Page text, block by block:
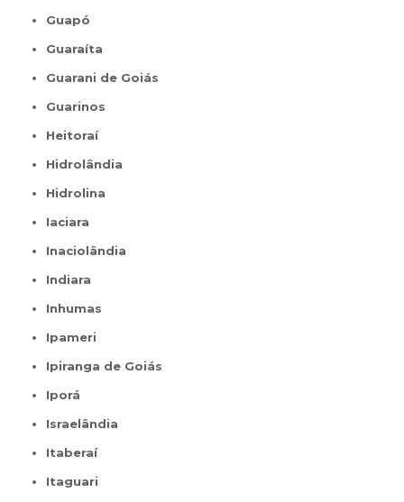
Guapó
Guaraíta
Guarani de Goiás
Guarinos
Heitoraí
Hidrolândia
Hidrolina
Iaciara
Inaciolândia
Indiara
Inhumas
Ipameri
Ipiranga de Goiás
Iporá
Israelândia
Itaberaí
Itaguari